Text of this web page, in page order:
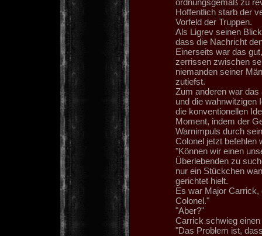
ordnungsgemäß zu
Hoffentlich starb der
Vorfeld der Truppen.
Als Ligrev seinen
dass die Nachricht
Einerseits war das
zerrissen zwischen
niemanden seiner
zutiefst.
Zum anderen war
und die wahnwitzigen
die konventionellen
Moment, indem der
Warnimpuls durch
Colonel jetzt befehlen
"Können wir einen
Überlebenden zu
nur ein Stückchen
gerichtet hielt.
Es war Major Carrick,
Colonel."
"Aber?"
Carrick schwieg
"Das Problem ist,